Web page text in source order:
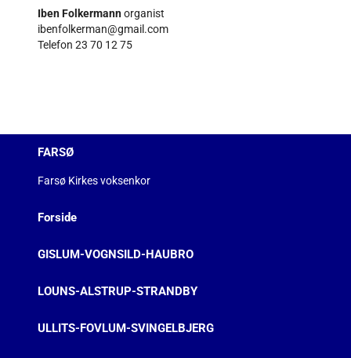
Iben Folkermannorganist
ibenfolkerman@gmail.com
Telefon 23 70 12 75
FARSØ
Farsø Kirkes voksenkor
Forside
GISLUM-VOGNSILD-HAUBRO
LOUNS-ALSTRUP-STRANDBY
ULLITS-FOVLUM-SVINGELBJERG